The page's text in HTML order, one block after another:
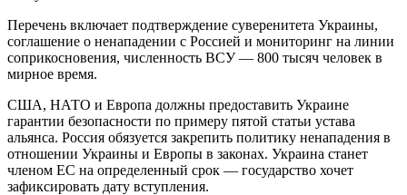
Перечень включает подтверждение суверенитета Украины,
соглашение о ненападении с Россией и мониторинг на линии
соприкосновения, численность ВСУ — 800 тысяч человек в
мирное время.
США, НАТО и Европа должны предоставить Украине
гарантии безопасности по примеру пятой статьи устава
альянса. Россия обязуется закрепить политику ненападения в
отношении Украины и Европы в законах. Украина станет
членом ЕС на определенный срок — государство хочет
зафиксировать дату вступления.